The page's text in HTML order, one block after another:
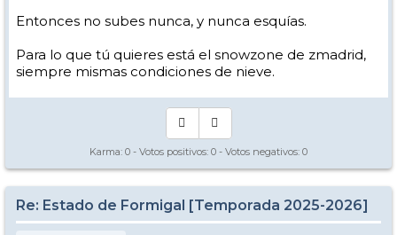
Entonces no subes nunca, y nunca esquías.
Para lo que tú quieres está el snowzone de zmadrid,
siempre mismas condiciones de nieve.
Karma: 0 - Votos positivos: 0 - Votos negativos: 0
Re: Estado de Formigal [Temporada 2025-2026]